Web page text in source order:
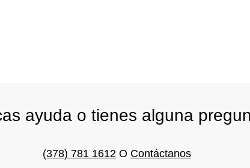
ayuda o tienes alguna
(378) 781 1612O Contáctanos